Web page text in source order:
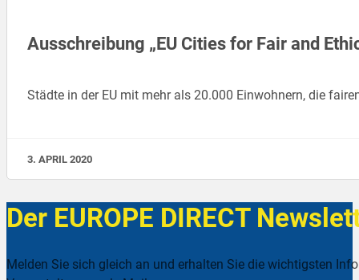
Ausschreibung „EU Cities for Fair and
Städte in der EU mit mehr als 20.000 Einwohnern, die
3. APRIL 2020
Der EUROPE DIRECT
Melden Sie sich gleich an und erhalten Sie die wichtigsten